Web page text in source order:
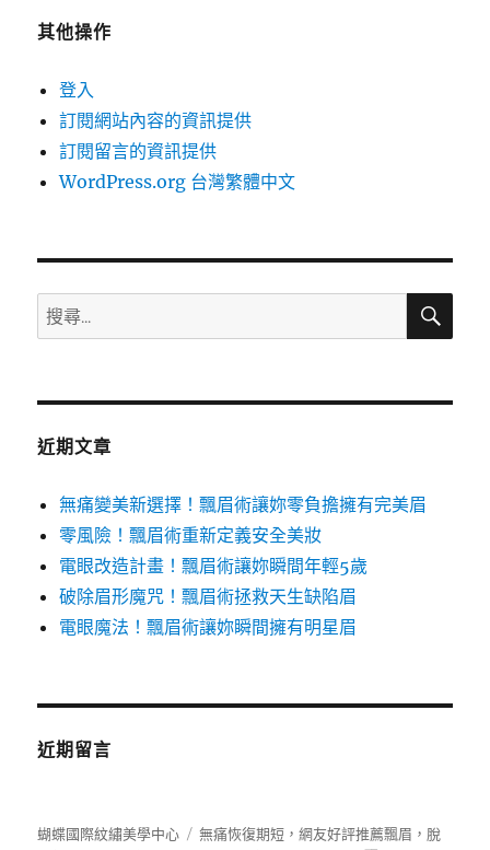
其他操作
登入
訂閱網站內容的資訊提供
訂閱留言的資訊提供
WordPress.org 台灣繁體中文
搜
尋
鍵
搜
近期文章
無痛變美新選擇！飄眉術讓妳零負擔擁有完美眉
零風險！飄眉術重新定義安全美妝
電眼改造計畫！飄眉術讓妳瞬間年輕5歲
破除眉形魔咒！飄眉術拯救天生缺陷眉
電眼魔法！飄眉術讓妳瞬間擁有明星眉
近期留言
蝴蝶國際紋繡美學中心
無痛恢復期短，網友好評推薦飄眉，脫